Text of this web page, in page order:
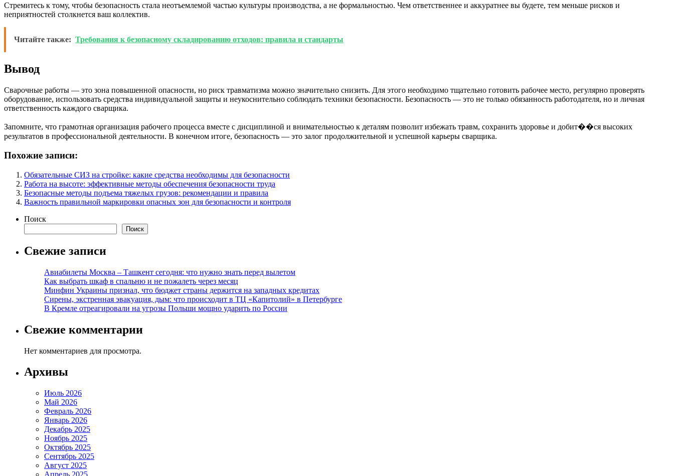
Стремитесь к тому, чтобы безопасность стала неотъемлемой частью культуры производства, а не формальностью. Чем ответственнее и аккуратнее вы будете, тем меньше рисков и
неприятностей столкнется ваш коллектив.
Читайте также: Требования к безопасному складированию отходов: правила и стандарты
Вывод
Сварочные работы — это зона повышенной опасности, но риск травматизма можно значительно снизить. Для этого необходимо тщательно готовить рабочее место, регулярно проверять
оборудование, использовать средства индивидуальной защиты и неукоснительно соблюдать техники безопасности. Безопасность — это не только обязанность работодателя, но и личная
ответственность каждого сварщика.
Запомните, что грамотная организация рабочего процесса вместе с дисциплиной и внимательностью к деталям позволит избежать травм, сохранить здоровье и добит��ся высоких
результатов в профессиональной деятельности. В конечном итоге, безопасность — это залог продолжительной и успешной карьеры сварщика.
Похожие записи:
Обязательные СИЗ на стройке: какие средства необходимы для безопасности
Работа на высоте: эффективные методы обеспечения безопасности труда
Безопасные методы подъема тяжелых грузов: рекомендации и правила
Важность правильной маркировки опасных зон для безопасности и контроля
Поиск
Поиск
Свежие записи
Авиабилеты Москва – Ташкент сегодня: что нужно знать перед вылетом
Как выбрать шкаф в спальню и не пожалеть через месяц
Минфин Украины признал, что бюджет страны держится на западных кредитах
Сирены, экстренная эвакуация, дым: что происходит в ТЦ «Капитолий» в Петербурге
В Кремле отреагировали на угрозы Польши мощно ударить по России
Свежие комментарии
Нет комментариев для просмотра.
Архивы
Июль 2026
Май 2026
Февраль 2026
Январь 2026
Декабрь 2025
Ноябрь 2025
Октябрь 2025
Сентябрь 2025
Август 2025